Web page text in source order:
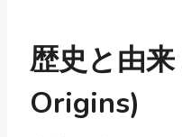
歴史と由
Origins)